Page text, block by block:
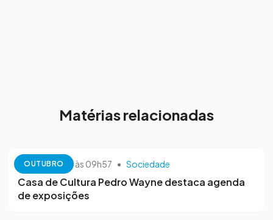
Matérias relacionadas
OUTUBRO
13 de outubro às 09h57 • Sociedade
Casa de Cultura Pedro Wayne destaca agenda
de exposições